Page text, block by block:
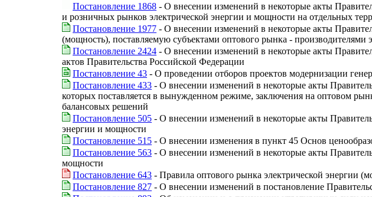
Постановление 1868 - О внесении изменений в некоторые акты
и розничных рынков электрической энергии и мощности на отдельных
Постановление 1977 - О внесении изменений в некоторые акты
(мощность), поставляемую субъектами оптового рынка - производителями
Постановление 2424 - О внесении изменений в некоторые акты
актов Правительства Российской Федерации
Постановление 43 - О проведении отборов проектов модернизации
Постановление 433 - О внесении изменений в некоторые акты
которых поставляется в вынужденном режиме, заключения на оптовом
балансовых решений
Постановление 505 - О внесении изменений в некоторые акты
энергии и мощности
Постановление 515 - О внесении изменения в пункт 45 Основ
Постановление 563 - О внесении изменений в некоторые акты
мощности
Постановление 643 - Правила оптового рынка электрической энергии
Постановление 827 - О внесении изменений в постановление